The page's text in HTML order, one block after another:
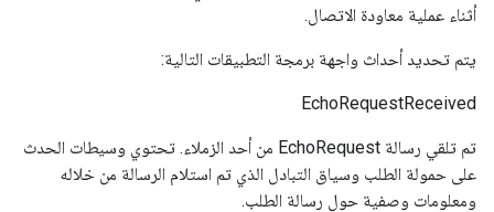
أثناء عملية معاودة الاتصال.
يتم تحديد أحداث واجهة برمجة التطبيقات التالية:
EchoRequestReceived
تم تلقي رسالة EchoRequest من أحد الزملاء. تحتوي وسيطات الحدث
على حمولة الطلب وسياق التبادل الذي تم استلام الرسالة من خلاله
ومعلومات وصفية حول رسالة الطلب.